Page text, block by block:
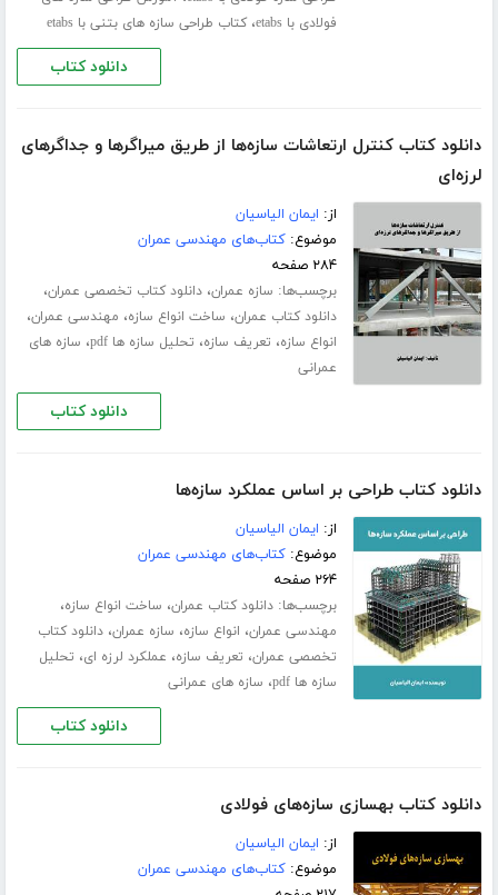
فولادی با etabs
،کتاب طراحی سازه های بتنی با etabs
دانلود کتاب
دانلود کتاب کنترل ارتعاشات سازه‌ها از طریق میراگرها و جداگرهای
لرزه‌ای
از: ایمان الیاسیان
موضوع:کتاب‌های مهندسی عمران
۲۸۴ صفحه
برچسب‌ها: سازه عمران،دانلود کتاب تخصصی عمران،
دانلود کتاب عمران، ساخت انواع سازه، مهندسی عمران،
انواع سازه، تعریف سازه، تحلیل سازه ها pdf ، سازه های
عمرانی
دانلود کتاب
دانلود کتاب طراحی بر اساس عملکرد سازه‌ها
از: ایمان الیاسیان
موضوع:کتاب‌های مهندسی عمران
۲۶۴ صفحه
برچسب‌ها:دانلود کتاب عمران، ساخت انواع سازه،
مهندسی عمران، انواع سازه، سازه عمران،دانلود کتاب
تخصصی عمران، تعریف سازه، عملکرد لرزه ای، تحلیل
سازه ها pdf
، سازه های عمرانی
دانلود کتاب
دانلود کتاب بهسازی سازه‌های فولادی
از: ایمان الیاسیان
موضوع:کتاب‌های مهندسی عمران